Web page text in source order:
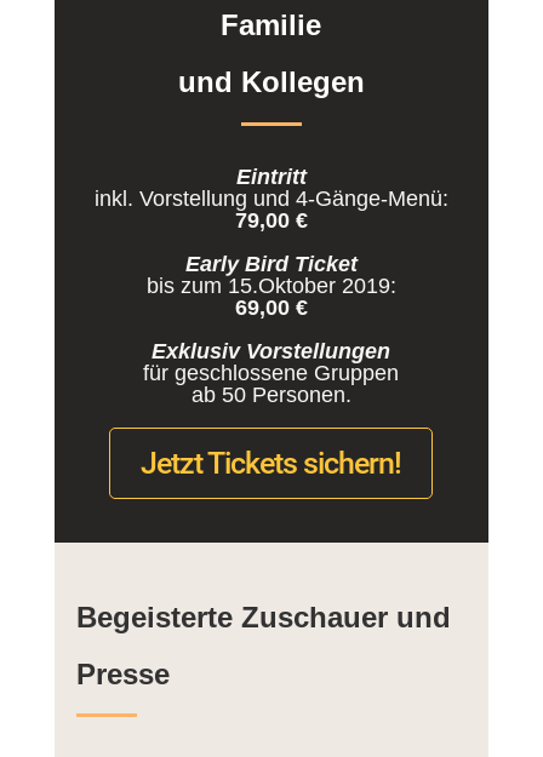
Familie
und Kollegen
Eintritt
inkl. Vorstellung und 4-Gänge-Menü:
79,00 €
Early Bird Ticket
bis zum 15.Oktober 2019:
69,00 €
Exklusiv Vorstellungen
für geschlossene Gruppen
ab 50 Personen.
Jetzt Tickets sichern!
Begeisterte Zuschauer und
Presse